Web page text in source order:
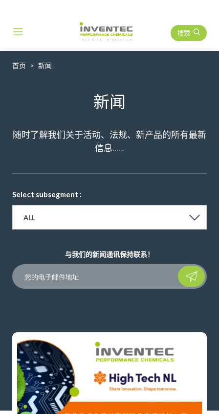
Main Navigation 搜索
首页 新闻
新闻
随时了解我们关于活动、法规、新产品的所有最新
信息......
Select subsegment :
ALL
与我们的新闻通讯保持联系！
Please